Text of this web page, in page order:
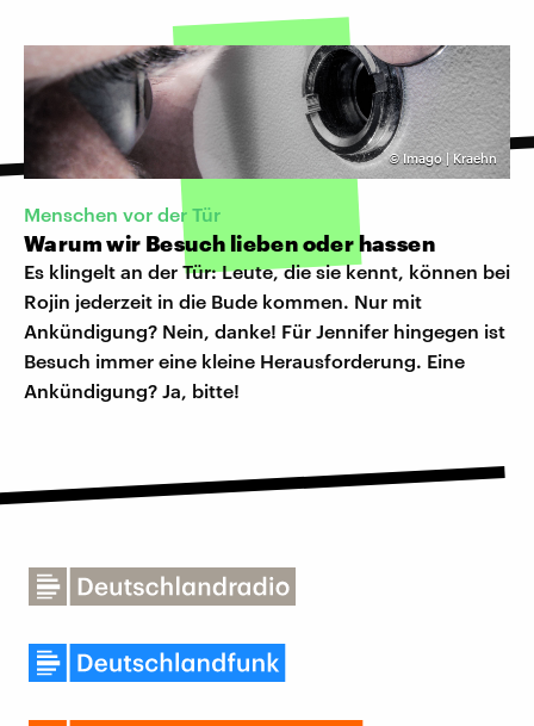
©Imago | Kraehn
Menschen vor der Tür
Warum wir Besuch lieben oder hassen
Es klingelt an der Tür: Leute, die sie kennt, können bei
Rojin jederzeit in die Bude kommen. Nur mit
Ankündigung? Nein, danke! Für Jennifer hingegen ist
Besuch immer eine kleine Herausforderung. Eine
Ankündigung? Ja, bitte!